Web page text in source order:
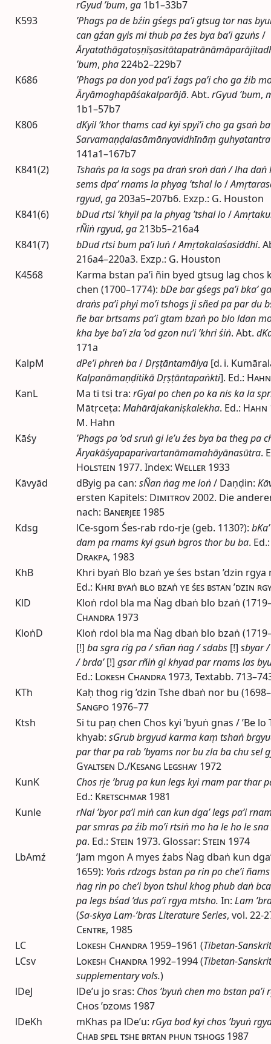
rGyud ’bum, ga 1b1–33b7
K593
’Phags pa de bźin gśegs pa’i gtsug tor nas
can gźan gyis mi thub pa źes bya ba’i gzuṅs/
’bum, pha224b2–229b7
K686
’Phags pa don yod pa’i źags pa’i cho ga źib
Āryāmoghapāśakalparājā. Abt. rGyud ’bum,
1b1–57b7
K806
dKyil ’khor thams cad kyi spyi’i cho ga gsaṅ
Sarvamaṇḍalasāmānyavidhīnāṃ guhyatantra
141a1–167b7
K841(2)
Tshaṅs pa la sogs pa draṅ sroṅ daṅ / lha daṅ
sems dpa’ rnams la phyag ’tshal lo/
rgyud, ga203a5–207b6. Exzp.: G. Houston
K841(6)
bDud rtsi ’khyil pa la phyag ’tshal lo/
rÑiṅ rgyud, ga213b5–216a4
K841(7)
bDud rtsi bum pa’i luṅ/Amṛtakalaśasiddhi.
216a4–220a3. Exzp.: G. Houston
K4568
Karma bstan pa’i ñin byed gtsug lag chos
chen (1700–1774): bDe bar gśegs pa’i bka’
draṅs pa’i phyi mo’i tshogs ji sñed pa par du
ñe bar brtsams pa’i gtam bzaṅ po blo ldan
kha bye ba’i zla ’od gzon nu’i ’khri śiṅ. Abt.
171a
KalpM
dPe’i phreṅ ba/Dṛṣṭāntamālya [d. i.
Kalpanāmaṇḍitikā Dṛṣṭāntapaṅkti]. Ed.: Hahn
KanL
Ma ti tsi tra: rGyal po chen po ka nis ka la
Mātṛceṭa: Mahārājakaniṣkalekha. Ed.: Hahn
M. Hahn
Kāśy
’Phags pa ’od sruṅ gi le’u źes bya ba theg pa
Āryakāśyapaparivartanāmamahāyānasūtra.
Holstein 1977. Index: Weller 1933
Kāvyād
dByig pa can: sÑan ṅag me loṅ/ Daṇḍin:
ersten Kapitels: Dimitrov2002. Die
nach: Banerjee 1985
Kdsg
lCe-sgom Śes-rab rdo-rje (geb. 1130?):
dam pa rnams kyi gsuṅ bgros thor bu ba. Ed.
Drakpa, 1983
KhB
Khri byaṅ Blo bzaṅ ye śes bstan ’dzin rgya
Ed.: Khri byaṅ blo bzaṅ ye śes bstan ’dzin
KlD
Kloṅ rdol bla ma Ṅag dbaṅ blo bzaṅ
Chandra 1973
KloṅD
Kloṅ rdol bla ma Ṅag dbaṅ blo bzaṅ
[!] ba sgra rig pa / sñan ṅag / sdabs [!] sbyar
/ brda’[!] gsar rñiṅ gi khyad par rnams las
Ed.: Lokesh Chandra 1973, Textabb.
KTh
Kaḥ thog rig ’dzin Tshe dbaṅ nor bu
Sangpo 1976–77
Ktsh
Si tu paṇ chen Chos kyi ’byuṅ gnas / ’Be
khyab: sGrub brgyud karma kaṃ tshaṅ
par thar pa rab ’byams nor bu zla ba chu sel
Gyaltsen D./Kesang Legshay 1972
KunK
Chos rje ’brug pa kun legs kyi rnam par thar
Ed.: Kretschmar 1981
Kunle
rNal ’byor pa’i miṅ can kun dga’ legs pa’i
par smras pa źib mo’i rtsiṅ mo ha le ho le
pa. Ed.: Stein 1973. Glossar: Stein 1974
LbAmź
’Jam mgon A myes źabs Ṅag dbaṅ kun
1659): Yoṅs rdzogs bstan pa rin po che’i
ṅag rin po che’i byon tshul khog phub daṅ
pa legs bśad ’dus pa’i rgya mtsho. In: Lam
(Sa-skya Lam-’bras Literature Series, vol. 22-
Centre, 1985
LC
Lokesh Chandra 1959–1961 (Tibetan-
LCsv
Lokesh Chandra 1992–1994(Tibetan-
supplementaryvols.)
lDeJ
lDe’u jo sras: Chos ’byuṅ chen mo bstan
Chos ’dzoms 1987
lDeKh
mKhas pa lDe’u: rGya bod kyi chos ’byuṅ
Chab spel tshe brtan phun tshogs 1987